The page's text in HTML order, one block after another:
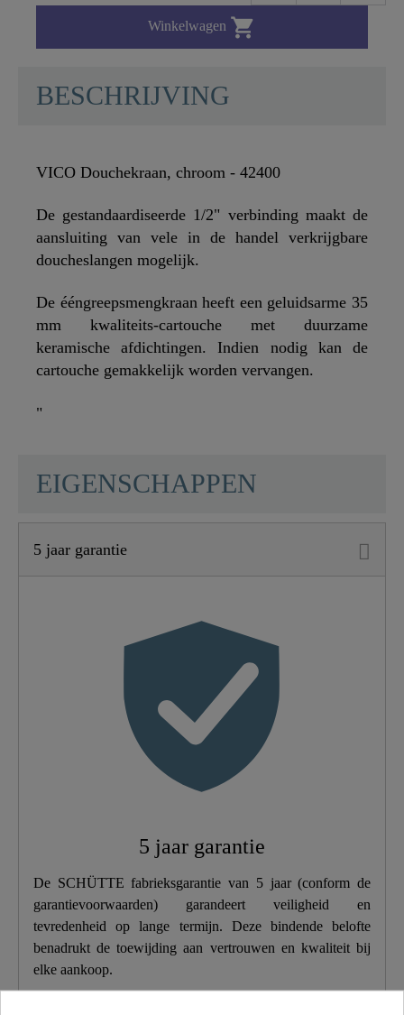
Winkelwagen 
BESCHRIJVING
VICO Douchekraan, chroom - 42400
De gestandaardiseerde 1/2" verbinding maakt de
aansluiting van vele in de handel verkrijgbare
doucheslangen mogelijk.
De ééngreepsmengkraan heeft een geluidsarme 35
mm kwaliteits-cartouche met duurzame
keramische afdichtingen. Indien nodig kan de
cartouche gemakkelijk worden vervangen.
"
Materiaal UBA Messing
Chroom
0,7 Kg
17,5 Cm
10,0 Cm
EIGENSCHAPPEN
5 jaar garantie
5 jaar garantie
De SCHÜTTE fabrieksgarantie van 5 jaar (conform de
garantievoorwaarden) garandeert veiligheid en
tevredenheid op lange termijn. Deze bindende belofte
benadrukt de toewijding aan vertrouwen en kwaliteit bij
elke aankoop.